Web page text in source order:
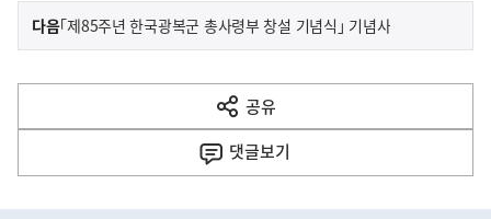
이
전
다
음
다음기
사
｢제85주년 한국광복군 총사령부 창설 기념식｣ 기념사
공유
열
기
댓글보기